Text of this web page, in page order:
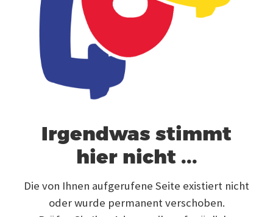
Irgendwas stimmt
hier nicht ...
Die von Ihnen aufgerufene Seite existiert nicht
oder wurde permanent verschoben.